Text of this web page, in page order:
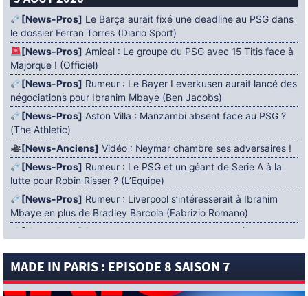
[News-Pros] Le Barça aurait fixé une deadline au PSG dans
le dossier Ferran Torres (Diario Sport)
[News-Pros] Amical : Le groupe du PSG avec 15 Titis face à
Majorque ! (Officiel)
[News-Pros] Rumeur : Le Bayer Leverkusen aurait lancé des
négociations pour Ibrahim Mbaye (Ben Jacobs)
[News-Pros] Aston Villa : Manzambi absent face au PSG ?
(The Athletic)
[News-Anciens] Vidéo : Neymar chambre ses adversaires !
[News-Pros] Rumeur : Le PSG et un géant de Serie A à la
lutte pour Robin Risser ? (L’Equipe)
[News-Pros] Rumeur : Liverpool s’intéresserait à Ibrahim
Mbaye en plus de Bradley Barcola (Fabrizio Romano)
[News-Pros]
Rumeur : Accord contractuel trouvé entre le
[News-Pros]Rumeur : Le PSG aurait lancé un ultimatum
MADE IN PARIS : EPISODE 8 SAISON 7